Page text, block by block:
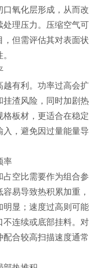
氧化层形成，从而改
理压力。压缩空气可
但需评估其对表面状
有利。功率过高会扩
渣风险，同时加剧热
板材，更适合在稳定
，避免因过量能量导
率
空比需要作为组合参
易导致热积累加重，
显；速度过高则可能
连续或底部挂料。对
合较高扫描速度通常